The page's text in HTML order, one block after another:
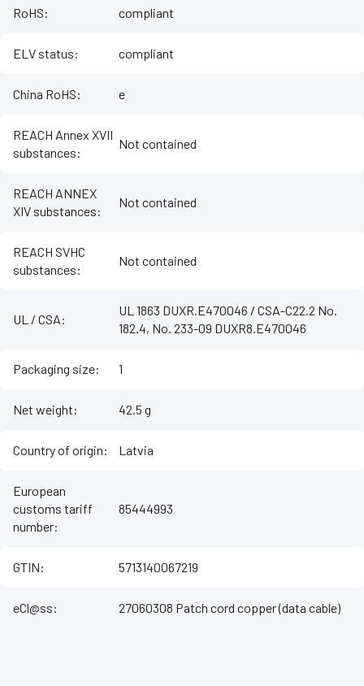
RoHS: compliant
ELV status: compliant
China RoHS: e
REACH Annex XVII
substances:
Not contained
REACH ANNEX
XIV substances:
Not contained
REACH SVHC
substances:
Not contained
UL / CSA:
UL 1863 DUXR.E470046 / CSA-C22.2 No.
182.4, No. 233-09 DUXR8.E470046
Packaging size: 1
Net weight: 42.5 g
Country of origin: Latvia
European
customs tariff
number:
85444993
GTIN: 5713140067219
eCl@ss: 27060308 Patch cord copper (data cable)